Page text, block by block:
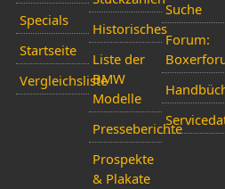
Specials
Startseite
Vergleichsliste
Historisches
Liste der
BMW
Modelle
Presseberichte
Prospekte
& Plakate
Suche
Forum: